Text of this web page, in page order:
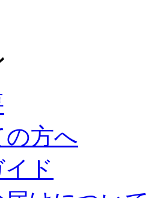
の方へ
ド